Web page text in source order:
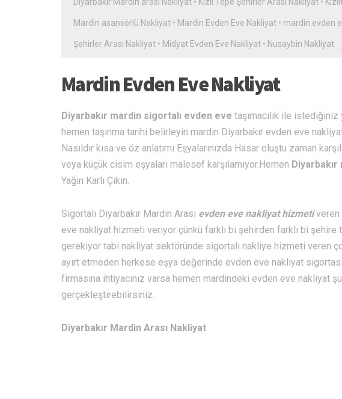
Mardin asansörlü Nakliyat • Mardin Evden Eve Nakliyat • mardin evden
Şehirler Arası Nakliyat • Midyat Evden Eve Nakliyat • Nusaybin Nakliyat
Mardin Evden Eve Nakliyat
Diyarbakır mardin sigortalı evden eve taşımacılık ile istediğiniz
hemen taşınma tarihi belirleyin mardin Diyarbakır evden eve
Nasıldır kısa ve öz anlatımı Eşyalarınızda Hasar oluştu zaman
veya küçük cisim eşyaları malesef karşılamıyor.Hemen
Yağın Karlı Çıkın.
Sigortalı Diyarbakır Mardin Arası evden eve nakliyat hizmetiveren
eve nakliyat hizmeti veriyor çünkü farklı bi şehirden farklı bi
gerekiyor tabi nakliyat sektöründe sigortalı nakliye hizmeti veren
ayırt etmeden herkese eşya değerinde evden eve nakliyat
firmasına ihtiyacınız varsa hemen mardindeki evden eve nakliyat
gerçekleştirebilirsiniz.
Diyarbakır Mardin Arası Nakliyat